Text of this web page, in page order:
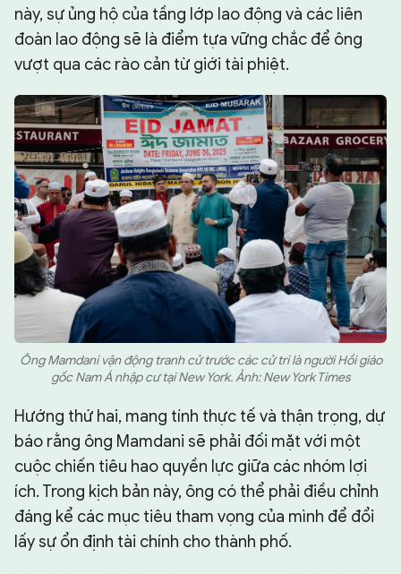
này, sự ủng hộ của tầng lớp lao động và các liên
đoàn lao động sẽ là điểm tựa vững chắc để ông
vượt qua các rào cản từ giới tài phiệt.
Ông Mamdani vận động tranh cử trước các cử tri là người Hồi giáo
gốc Nam Á nhập cư tại New York. Ảnh: New York Times
Hướng thứ hai, mang tính thực tế và thận trọng, dự
báo rằng ông Mamdani sẽ phải đối mặt với một
cuộc chiến tiêu hao quyền lực giữa các nhóm lợi
ích. Trong kịch bản này, ông có thể phải điều chỉnh
đáng kể các mục tiêu tham vọng của mình để đổi
lấy sự ổn định tài chính cho thành phố.